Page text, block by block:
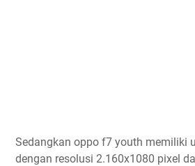
Sedangkan oppo f7 youth memiliki
dengan resolusi 2.160x1080 pixel